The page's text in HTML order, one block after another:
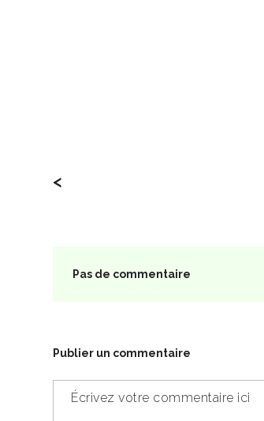
<
Pas de commentaire
Publier un commentaire